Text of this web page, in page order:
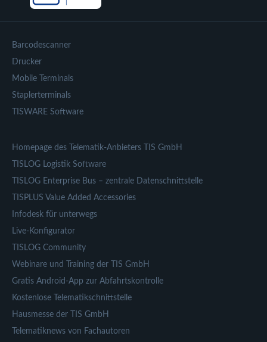
Barcodescanner
Drucker
Mobile Terminals
Staplerterminals
TISWARE Software
Homepage des Telematik-Anbieters TIS GmbH
TISLOG Logistik Software
TISLOG Enterprise Bus – zentrale Datenschnittstelle
TISPLUS Value Added Accessories
Infodesk für unterwegs
Live-Konfigurator
TISLOG Community
Webinare und Training der TIS GmbH
Gratis Android-App zur Abfahrtskontrolle
Kostenlose Telematikschnittstelle
Hausmesse der TIS GmbH
Telematiknews von Fachautoren